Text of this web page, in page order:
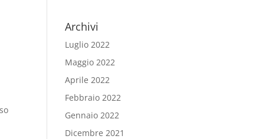
Archivi
Luglio 2022
Maggio 2022
Aprile 2022
Febbraio 2022
Gennaio 2022
Dicembre 2021